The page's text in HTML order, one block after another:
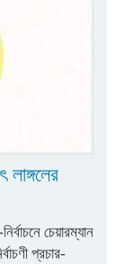
চেয়ারম্যান
প্রচার-